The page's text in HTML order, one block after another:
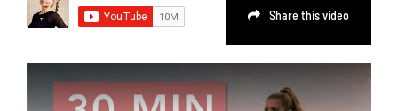
FAQ
CONTACT
Share this video